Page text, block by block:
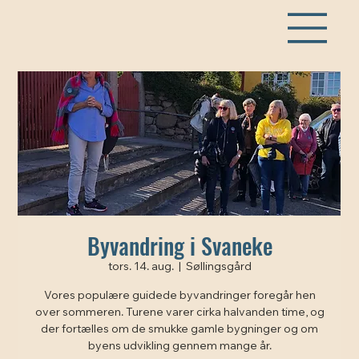
Byvandring i Svaneke
tors. 14. aug.
  |
Søllingsgård
Vores populære guidede byvandringer foregår hen
over sommeren. Turene varer cirka halvanden time, og
der fortælles om de smukke gamle bygninger og om
byens udvikling gennem mange år.